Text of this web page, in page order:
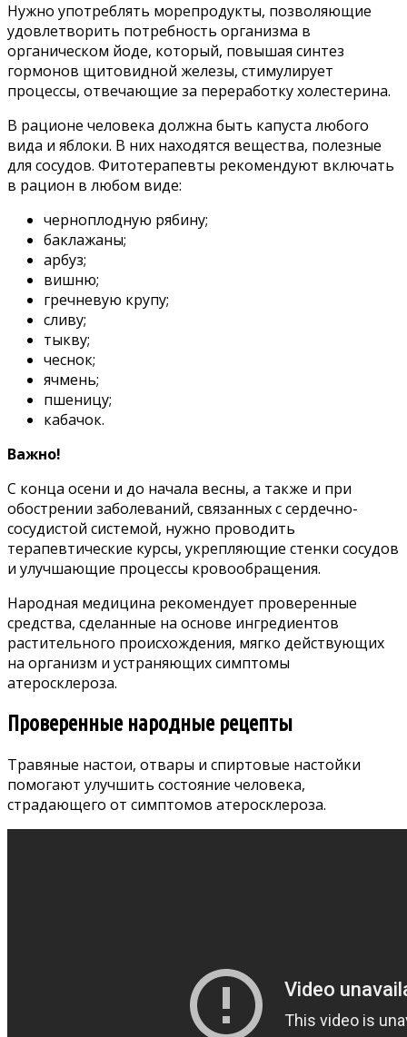
Нужно употреблять морепродукты, позволяющие
удовлетворить потребность организма в
органическом йоде, который, повышая синтез
гормонов щитовидной железы, стимулирует
процессы, отвечающие за переработку холестерина.
В рационе человека должна быть капуста любого
вида и яблоки. В них находятся вещества, полезные
для сосудов. Фитотерапевты рекомендуют включать
в рацион в любом виде:
черноплодную рябину;
баклажаны;
арбуз;
вишню;
гречневую крупу;
сливу;
тыкву;
чеснок;
ячмень;
пшеницу;
кабачок.
Важно!
С конца осени и до начала весны, а также и при
обострении заболеваний, связанных с сердечно-
сосудистой системой, нужно проводить
терапевтические курсы, укрепляющие стенки сосудов
и улучшающие процессы кровообращения.
Народная медицина рекомендует проверенные
средства, сделанные на основе ингредиентов
растительного происхождения, мягко действующих
на организм и устраняющих симптомы
атеросклероза.
Проверенные народные рецепты
Травяные настои, отвары и спиртовые настойки
помогают улучшить состояние человека,
страдающего от симптомов атеросклероза.